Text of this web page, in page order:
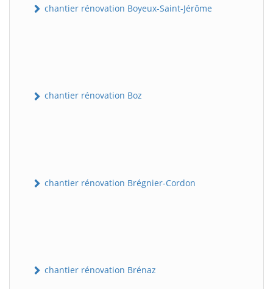
chantier rénovation Boyeux-Saint-Jérôme
chantier rénovation Boz
chantier rénovation Brégnier-Cordon
chantier rénovation Brénaz